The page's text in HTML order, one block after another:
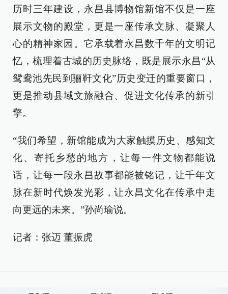
历时三年建设，永昌县博物馆新馆不仅是一座
展示文物的殿堂，更是一座传承文脉、凝聚人
心的精神家园。它承载着永昌数千年的文明记
忆，梳理着古城的历史脉络，既是展示永昌“从
鸳鸯池先民到骊靬文化”历史变迁的重要窗口，
更是推动县域文旅融合、促进文化传承的新引
擎。
“我们希望，新馆能成为大家触摸历史、感知文
化、寄托乡愁的地方，让每一件文物都能说
话，让每一段永昌故事都能被铭记，让千年文
脉在新时代焕发光彩，让永昌文化在传承中走
向更远的未来。”孙尚瑜说。
记者：张迈 董振虎